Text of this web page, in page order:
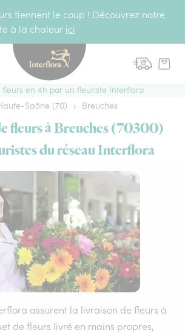
tiennent le coup ! Découvrez notre
à la chaleur ici
fleurs en 4h par un fleuriste Interflora
Saône (70) › Breuches
fleurs à Breuches (70300)
du réseau Interflora
assurent la livraison de fleurs à
de fleurs livré en mains propres,